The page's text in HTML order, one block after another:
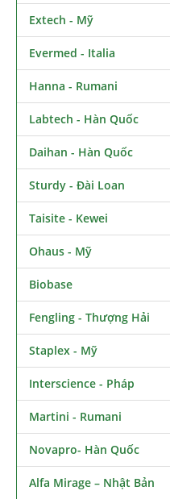
Extech - Mỹ
Evermed - Italia
Hanna - Rumani
Labtech - Hàn Quốc
Daihan - Hàn Quốc
Sturdy - Đài Loan
Taisite - Kewei
Ohaus - Mỹ
Biobase
Fengling - Thượng Hải
Staplex - Mỹ
Interscience - Pháp
Martini - Rumani
Novapro- Hàn Quốc
Alfa Mirage – Nhật Bản